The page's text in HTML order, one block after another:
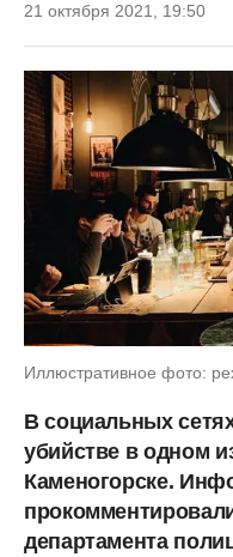
21 октября 2021, 19:50
Иллюстративное фото:
В социальных
убийстве в одном
Каменогорске.
департамента